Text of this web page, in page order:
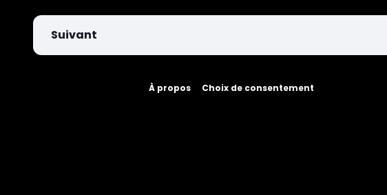
Suivant
À propos Choix de consentement